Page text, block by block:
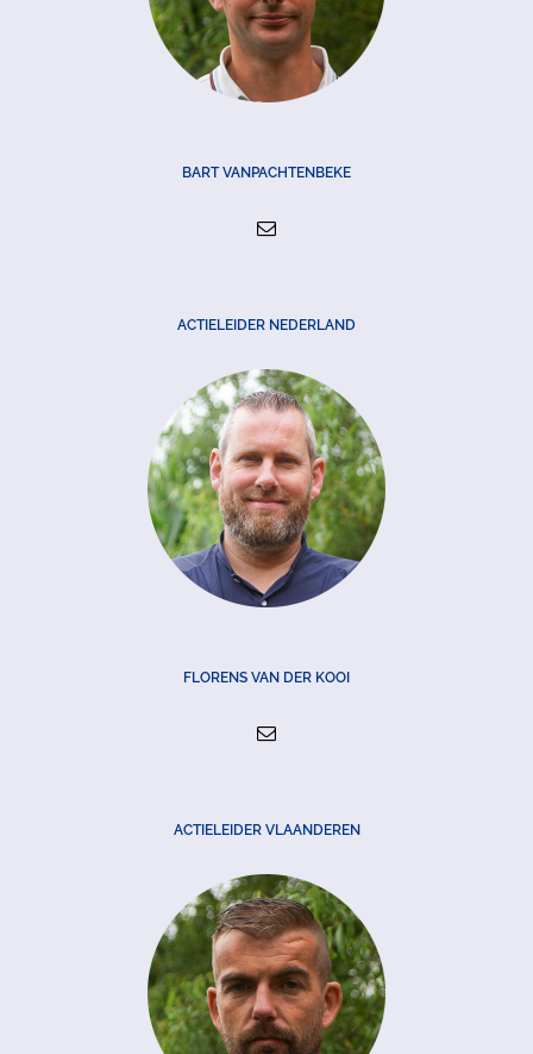
BART VANPACHTENBEKE
ACTIELEIDER NEDERLAND
FLORENS VAN DER KOOI
ACTIELEIDER VLAANDEREN